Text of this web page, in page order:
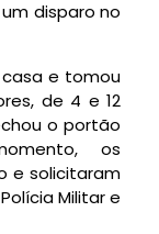
disparo no
e tomou
de 4 e 12
o portão
os
e solicitaram
Militar e